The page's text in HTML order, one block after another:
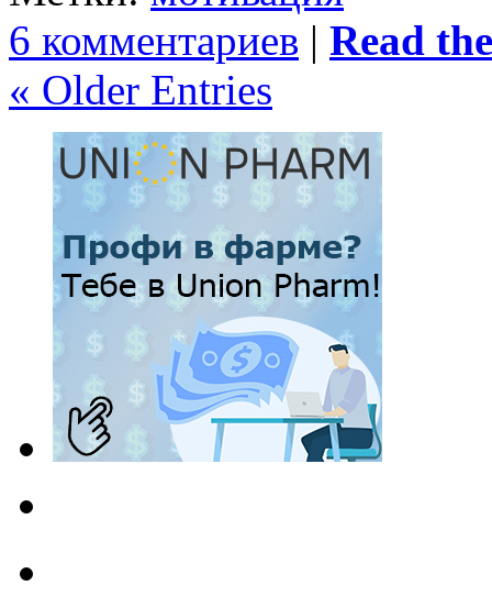
6 комментариев | Read
« Older Entries